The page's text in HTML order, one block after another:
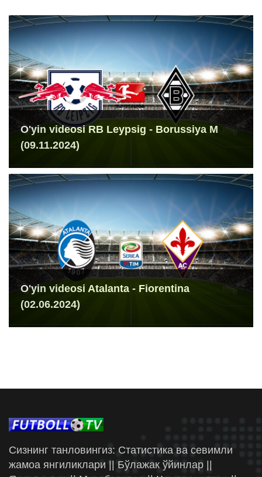
O'yin videosi RB Leypsig - Borussiya M
(09.11.2024)
O'yin videosi Atalanta - Fiorentina
(02.06.2024)
Сизнинг танловингиз: Статистика ва севимли
жамоа янгиликлари || Бўлажак ўйинлар ||